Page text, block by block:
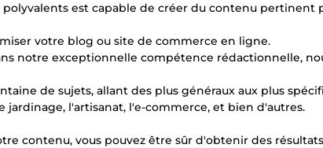
est capable de créer du contenu pertinent
votre blog ou site de commerce en ligne.
notre exceptionnelle compétence rédactionnelle,
de sujets, allant des plus généraux aux plus
jardinage, l'artisanat, l'e-commerce, et bien d'autres.
contenu, vous pouvez être sûr d'obtenir des